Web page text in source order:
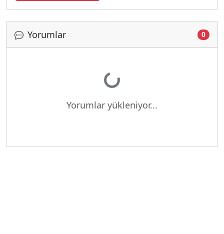
Yorumlar 0
Yükleniyor...
Yorumlar yükleniyor...